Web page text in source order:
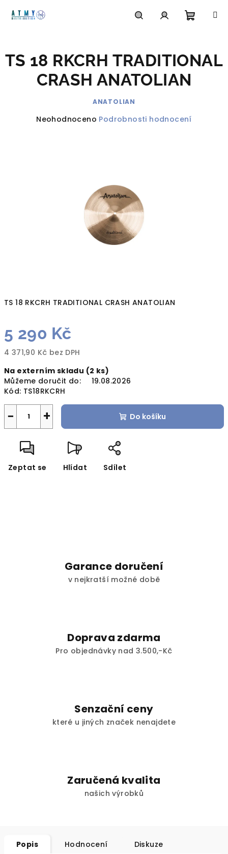
košík
TS 18 RKCRH TRADITIONAL CRASH ANATOLIAN
5 290 Kč
4 371,90 Kč bez DPH
cena:
Na externím skladu (2 ks)
Můžeme doručit do:
19.08.2026
Kód: TS18RKCRH
+
− Do košíku
Zeptat se Hlídat Sdílet
TS 18 RKCRH TRADITIONAL
CRASH ANATOLIAN
ANATOLIAN
Průměrné
Neohodnoceno Podrobnosti hodnocení
Garance doručení
v nejkratší možné době
Doprava zdarma
Pro objednávky nad 3.500,-Kč
Senzační ceny
které u jiných značek nenajdete
Zaručená kvalita
našich výrobků
Popis Hodnocení Diskuze